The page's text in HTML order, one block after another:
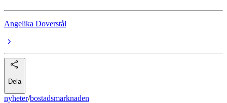
Angelika Doverstål
Dela
nyheter/bostadsmarknaden